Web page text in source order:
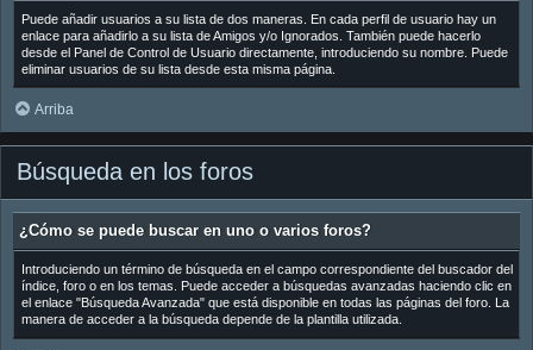
Puede añadir usuarios a su lista de dos maneras. En cada perfil de usuario hay un
enlace para añadirlo a su lista de Amigos y/o Ignorados. También puede hacerlo
desde el Panel de Control de Usuario directamente, introduciendo su nombre. Puede
eliminar usuarios de su lista desde esta misma página.
Arriba
Búsqueda en los foros
¿Cómo se puede buscar en uno o varios foros?
Introduciendo un término de búsqueda en el campo correspondiente del buscador del
índice, foro o en los temas. Puede acceder a búsquedas avanzadas haciendo clic en
el enlace "Búsqueda Avanzada" que está disponible en todas las páginas del foro. La
manera de acceder a la búsqueda depende de la plantilla utilizada.